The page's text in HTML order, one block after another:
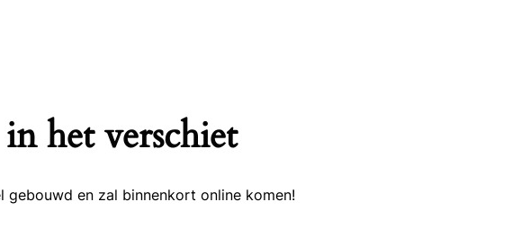
het verschiet
en zal binnenkort online komen!